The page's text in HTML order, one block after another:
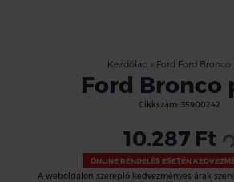
Kezdőlap» Ford Ford Bronco
Ford Bronco
Cikkszám: 35900242
10.287 Ft
Loading...
ONLINE RENDELÉS ESETÉN
A weboldalon szereplő kedvezményes árak